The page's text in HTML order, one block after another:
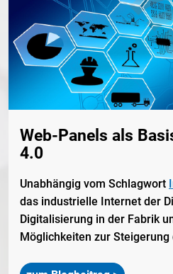
Web-Panels als
4.0
Unabhängig vom Schlagwort
das industrielle Internet der
Digitalisierung in der Fabrik
Möglichkeiten zur Steigerung